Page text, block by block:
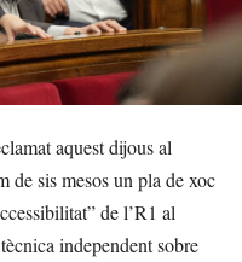
aquest dijous al
de sis mesos un pla de xoc
de l’R1 al
independent sobre